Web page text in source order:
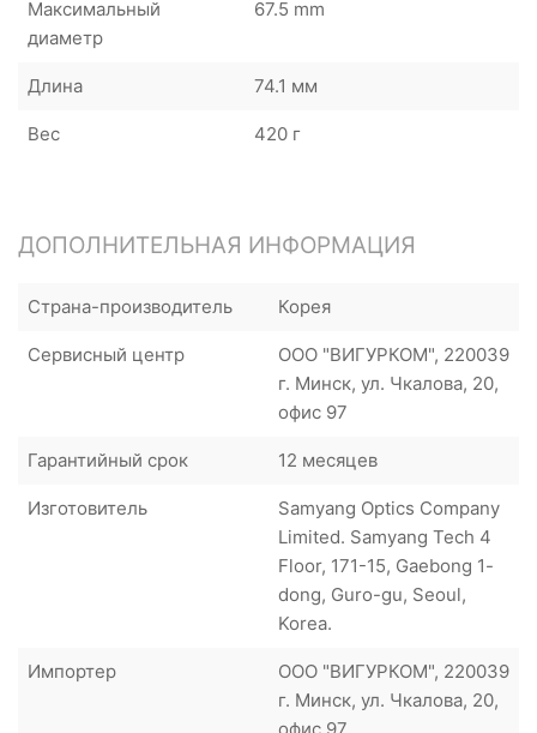
Максимальный
диаметр
67.5 mm
Длина 74.1 мм
Вес 420 г
ДОПОЛНИТЕЛЬНАЯ ИНФОРМАЦИЯ
Страна-производитель Корея
Сервисный центр
ООО "ВИГУРКОМ", 220039
г. Минск, ул. Чкалова, 20,
офис 97
Гарантийный срок 12 месяцев
Изготовитель
Samyang Optics Company
Limited. Samyang Tech 4
Floor, 171-15, Gaebong 1-
dong, Guro-gu, Seoul,
Korea.
Импортер
ООО "ВИГУРКОМ", 220039
г. Минск, ул. Чкалова, 20,